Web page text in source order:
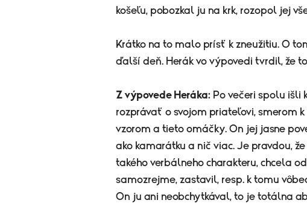
košeľu, pobozkal ju na krk, rozopol jej
Krátko na to malo prísť k zneužitiu. O
ďalší deň. Herák vo výpovedi tvrdil, že
Z výpovede Heráka: Po večeri spolu išli
rozprávať o svojom priateľovi, smerom
vzorom a tieto omáčky. On jej jasne
ako kamarátku a nič viac. Je pravdou,
takého verbálneho charakteru, chcela
samozrejme, zastavil, resp. k tomu
On ju ani neobchytkával, to je totálna